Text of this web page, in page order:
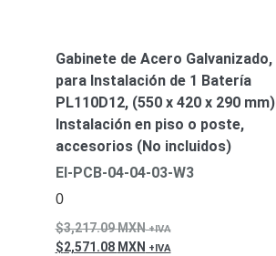
Gabinete de Acero Galvanizado,
para Instalación de 1 Batería
PL110D12, (550 x 420 x 290 mm)
Instalación en piso o poste,
accesorios (No incluidos)
EI-PCB-04-04-03-W3
0
3,217.09MXN
2,571.08 MXN